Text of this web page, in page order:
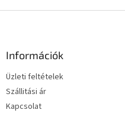
Információk
Üzleti feltételek
Szállitási ár
Kapcsolat